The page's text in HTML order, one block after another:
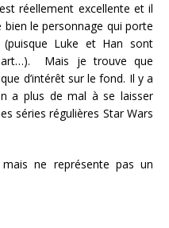
réellement excellente et il
bien le personnage qui porte
Luke et Han sont
Mais je trouve que
d’intérêt sur le fond. Il y a
a plus de mal à se laisser
séries régulières Star Wars
ne représente pas un